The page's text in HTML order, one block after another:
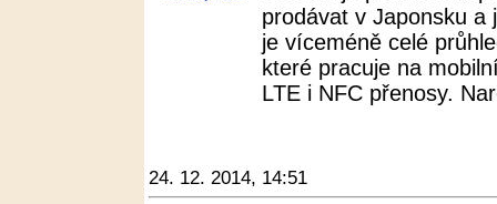
prodávat v Japonsku a
je víceméně celé
které pracuje na
LTE i NFC přenosy.
24. 12. 2014, 14:51